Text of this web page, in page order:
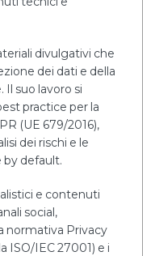
divulgativi che
dei dati e della
suo lavoro si
practice per la
(UE 679/2016),
dei rischi e le
by default.
e contenuti
social,
normativa Privacy
ISO/IEC 27001) e i